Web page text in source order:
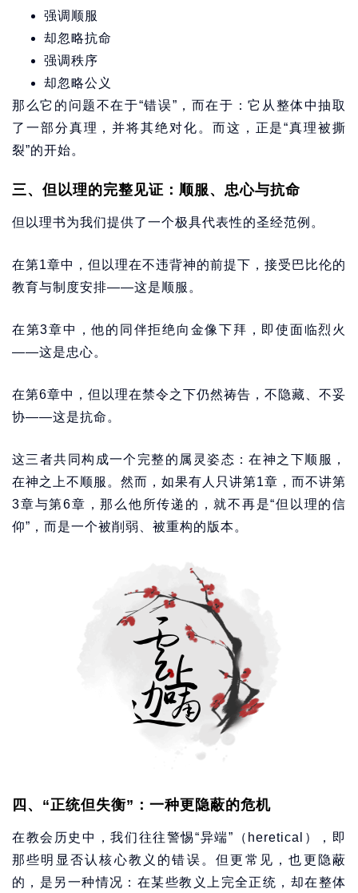
强调顺服
却忽略抗命
强调秩序
却忽略公义
那么它的问题不在于“错误”，而在于：它从整体中抽取
了一部分真理，并将其绝对化。而这，正是“真理被撕
裂”的开始。
三、但以理的完整见证：顺服、忠心与抗命
但以理书为我们提供了一个极具代表性的圣经范例。
在第1章中，但以理在不违背神的前提下，接受巴比伦的
教育与制度安排——这是顺服。
在第3章中，他的同伴拒绝向金像下拜，即使面临烈火
——这是忠心。
在第6章中，但以理在禁令之下仍然祷告，不隐藏、不妥
协——这是抗命。
这三者共同构成一个完整的属灵姿态：在神之下顺服，
在神之上不顺服。然而，如果有人只讲第1章，而不讲第
3章与第6章，那么他所传递的，就不再是“但以理的信
仰”，而是一个被削弱、被重构的版本。
四、“正统但失衡”：一种更隐蔽的危机
在教会历史中，我们往往警惕“异端”（heretical），即
那些明显否认核心教义的错误。但更常见，也更隐蔽
的，是另一种情况：在某些教义上完全正统，却在整体